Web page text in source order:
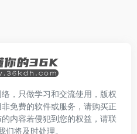
，只做学习和交流使用，版权
免费的软件或服务，请购买正
内容若侵犯到您的权益，请联
们将及时处理。